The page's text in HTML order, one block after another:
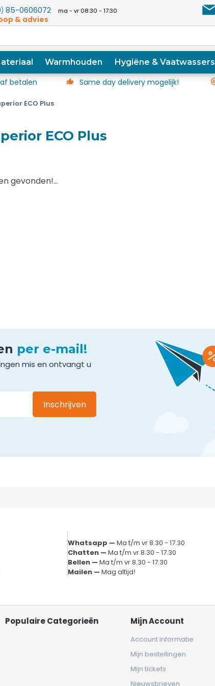
) 85-0606072 ma - vr 08:30 - 17:30
& advies
Warmhouden Hygiëne & Vaatwassers
betalen Same day delivery mogelijk!
ECO Plus
ECO Plus
gevonden!...
per e-mail!
mis en ontvangt u
Inschrijven
Whatsapp —Ma t/m vr 8.30 - 17.30
Chatten —Ma t/m vr 8.30 - 17.30
Bellen —Ma t/m vr 8.30 - 17.30
Mailen —Mag altijd!
Populaire Categorieën Mijn Account
Account informatie
Mijn bestellingen
Mijn tickets
Nieuwsbrieven